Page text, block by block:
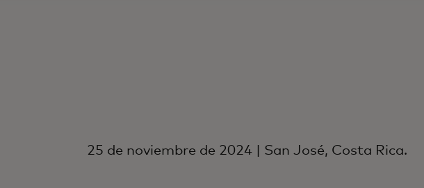
25 de noviembre de 2024 | San José, Costa Rica.